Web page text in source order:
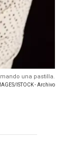
una pastilla.
ISTOCK - Archivo